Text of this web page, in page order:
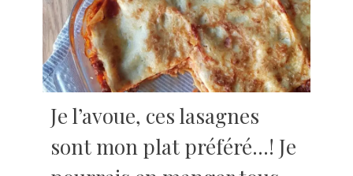
Je l’avoue, ces lasagnes
sont mon plat préféré…! Je